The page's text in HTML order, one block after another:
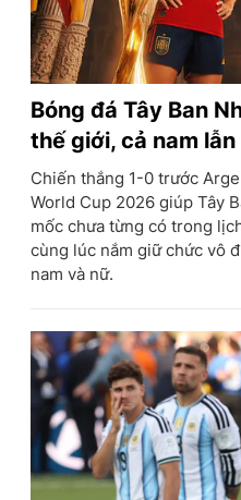
Bóng đá Tây Ban
thế giới, cả nam
Chiến thắng 1-0 trước
World Cup 2026 giúp Tây
mốc chưa từng có trong
cùng lúc nắm giữ chức vô
nam và nữ.